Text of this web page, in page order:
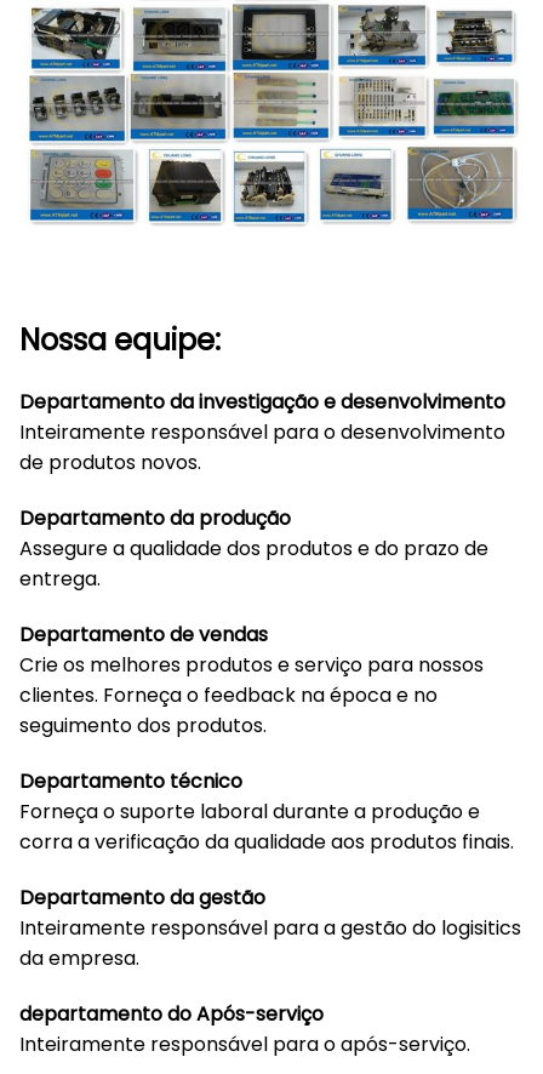
Nossa equipe:
Departamento da investigação e desenvolvimento
Inteiramente responsável para o desenvolvimento
de produtos novos.
Departamento da produção
Assegure a qualidade dos produtos e do prazo de
entrega.
Departamento de vendas
Crie os melhores produtos e serviço para nossos
clientes. Forneça o feedback na época e no
seguimento dos produtos.
Departamento técnico
Forneça o suporte laboral durante a produção e
corra a verificação da qualidade aos produtos finais.
Departamento da gestão
Inteiramente responsável para a gestão do logisitics
da empresa.
departamento do Após-serviço
Inteiramente responsável para o após-serviço.